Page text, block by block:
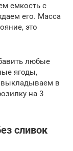
емкость с
его. Масса
это
любые
ягоды,
выкладываем в
на 3
сливок